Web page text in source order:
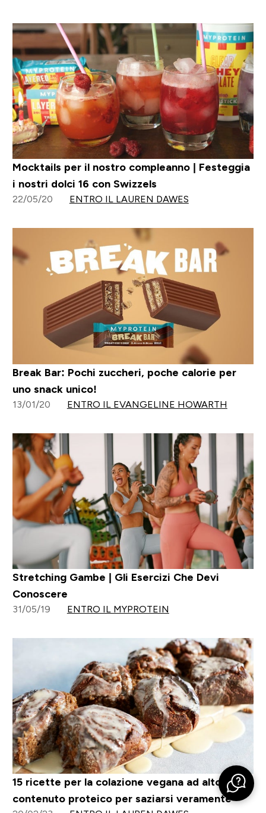
Mocktails per il nostro compleanno | Festeggia
i nostri dolci 16 con Swizzels
22/05/20 ENTRO IL LAUREN DAWES
Break Bar: Pochi zuccheri, poche calorie per
uno snack unico!
13/01/20 ENTRO IL EVANGELINE HOWARTH
Stretching Gambe | Gli Esercizi Che Devi
Conoscere
31/05/19 ENTRO IL MYPROTEIN
15 ricette per la colazione vegana ad alto
contenuto proteico per saziarsi veramente